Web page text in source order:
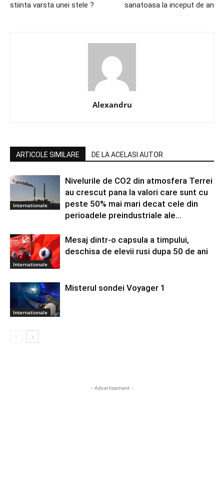
stiinta varsta unei stele ?
sanatoasa la inceput de an
Alexandru
ARTICOLE SIMILARE DE LA ACELASI AUTOR
Internationale
Nivelurile de CO2 din atmosfera Terrei
au crescut pana la valori care sunt cu
peste 50% mai mari decat cele din
perioadele preindustriale ale...
Internationale
Mesaj dintr-o capsula a timpului,
deschisa de elevii rusi dupa 50 de ani
Internationale
Misterul sondei Voyager 1
- Advertisement -